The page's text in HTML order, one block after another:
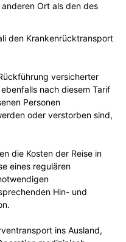
Ort als den des
den Krankenrücktransport
versicherter
nach diesem Tarif
Personen
oder verstorben sind,
die Kosten der Reise in
eines regulären
Hin- und
ins Ausland,